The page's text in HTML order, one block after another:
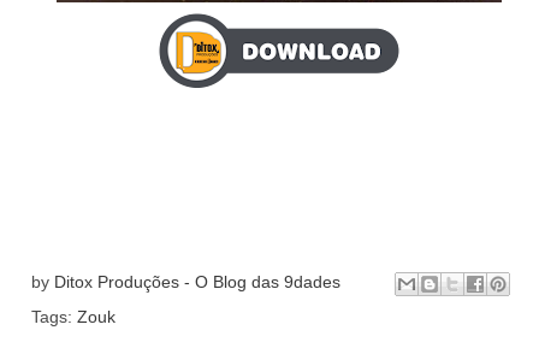
by Ditox Produções - O Blog das 9dades
Tags: Zouk